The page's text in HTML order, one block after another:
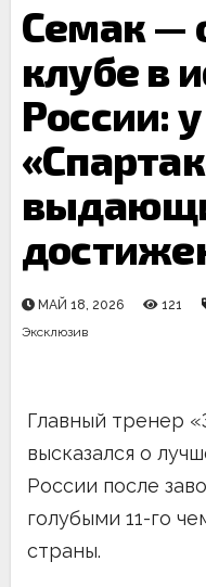
Семак —
клубе в
России:
МАЙ 18, 2026 121
Эксклюзив
Главный тренер
высказался о
России после
голубыми 11-го
страны.